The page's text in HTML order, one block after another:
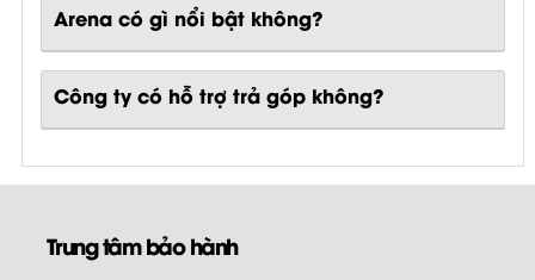
Arenacó gì nổi bật không?
Công ty có hỗ trợ trả góp không?
Trung tâm bảo hành